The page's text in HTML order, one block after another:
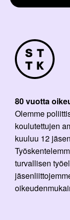
80 vuotta
Olemme
koulutettujen
kuuluu 12
turvallisen